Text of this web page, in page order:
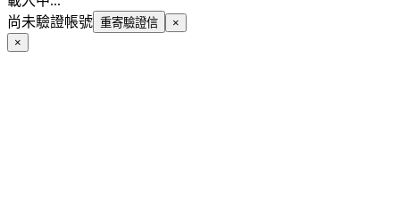
尚未驗證帳號 重寄驗證信
×
×